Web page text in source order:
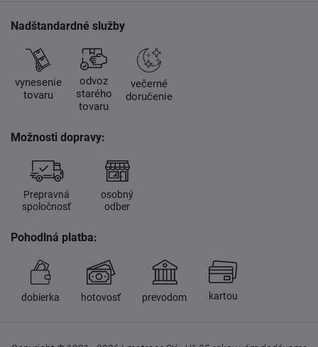
Nadštandardné služby
vynesenie
tovaru
odvoz
starého
tovaru
večerné
doručenie
Možnosti dopravy:
Prepravná
spoločnosť
osobný
odber
Pohodlná platba:
dobierka hotovosť prevodom kartou